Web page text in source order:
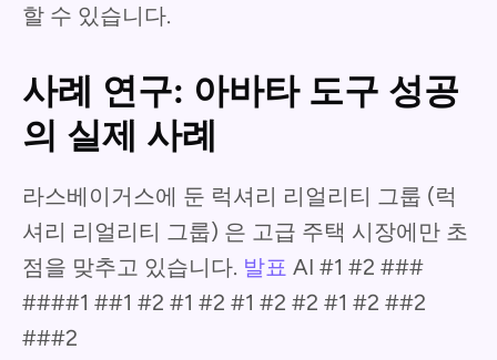
할 수 있습니다.
사례 연구: 아바타 도구 성공
의 실제 사례
라스베이거스에 둔 럭셔리 리얼리티 그룹 (럭
셔리 리얼리티 그룹) 은 고급 주택 시장에만 초
점을 맞추고 있습니다. 발표 AI #1 #2 ###
####1 ##1 #2 #1 #2 #1 #2 #2 #1 #2 ##2
###2